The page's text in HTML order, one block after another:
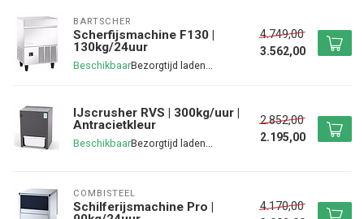
BARTSCHER
Scherfijsmachine F130 |
130kg/24uur
Beschikbaar
4.749,00
3.562,00
IJscrusher RVS | 300kg/uur |
Antracietkleur
Beschikbaar
2.852,00
2.195,00
COMBISTEEL
Schilferijsmachine Pro |
4.170,00